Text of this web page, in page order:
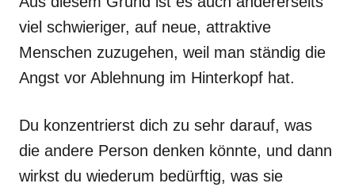
viel schwieriger, auf neue, attraktive
Menschen zuzugehen, weil man ständig die
Angst vor Ablehnung im Hinterkopf hat.
Du konzentrierst dich zu sehr darauf, was
die andere Person denken könnte, und dann
wirkst du wiederum bedürftig, was sie